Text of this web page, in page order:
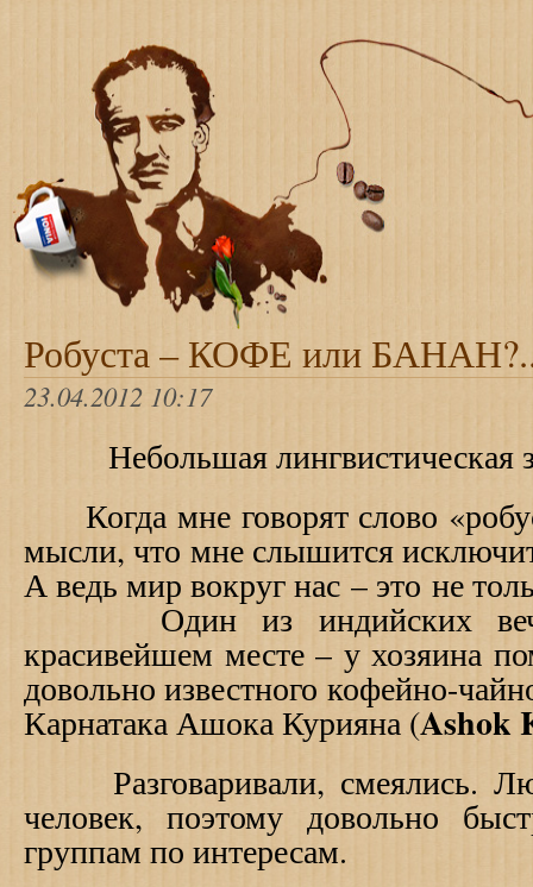
Робуста – КОФЕ или
23.04.2012 10:17
Небольшая лингвистическая
Когда мне говорят слово
мысли, что мне слышится
А ведь мир вокруг нас – это не
Один из индийских
красивейшем месте – у хозяина
довольно известного кофейно-
Карнатака Ашока Курияна (Ashok
Разговаривали, смеялись.
человек, поэтому довольно
группам по интересам.